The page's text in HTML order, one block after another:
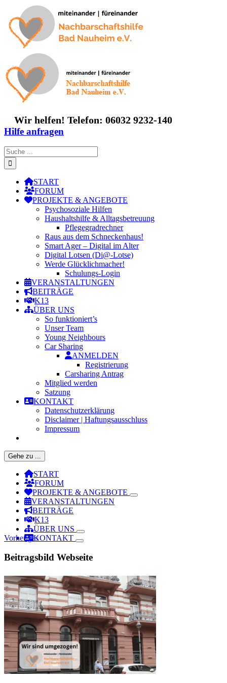
Inhalt
springen
Wir helfen! Telefon: 06032 9232-140
Hilfe anfragen
Suche
nach:
START
FORUM
PROJEKTE & ANGEBOTE
Psychosoziale Hilfen
Haushaltshilfe & Alltagsbetreuung
Pflegegradrechner
Raus aus dem Schneckenhaus!
Smart Ager – Digital im Alter
Digital Lotsen (Di@-Lotse)
Werde Glücklichmacher!
Schulungs-Login
VERANSTALTUNGEN
BEITRÄGE
K13
ÜBER UNS
So funktioniert’s
Unser Team
Young Neighbours
Car Sharing
ANMELDEN
Registrierung
Carsharing Antrag
Mitglied werden
Satzung
KONTAKT
Datenschutzerklärung
Disclaimer | Haftungsausschluss
Impressum
Gehe zu ...
START
FORUM
PROJEKTE & ANGEBOTE
VERANSTALTUNGEN
BEITRÄGE
K13
ÜBER UNS
KONTAKT
Vorheriges
Beitragsbild Webseite